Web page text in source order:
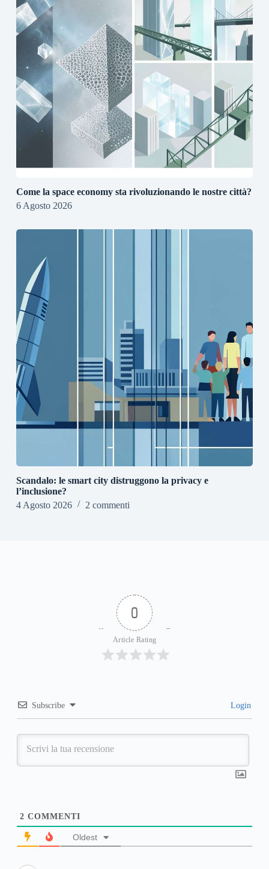
Come la space economy sta rivoluzionando le nostre città?
6 Agosto 2026
Scandalo: le smart city distruggono la privacy e
l’inclusione?
4 Agosto 2026
2 commenti
0
Article Rating
Subscribe Login
2 COMMENTI
Oldest